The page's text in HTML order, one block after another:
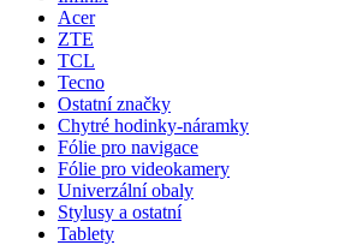
Acer
ZTE
TCL
Tecno
Ostatní značky
Chytré hodinky-náramky
Fólie pro navigace
Fólie pro videokamery
Univerzální obaly
Stylusy a ostatní
Tablety